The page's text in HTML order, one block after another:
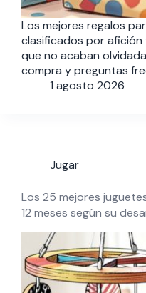
Los mejores regalos
clasificados por afición
que no acaban
compra y preguntas
1 agosto 2026
Jugar
Los 25 mejores
12 meses según su